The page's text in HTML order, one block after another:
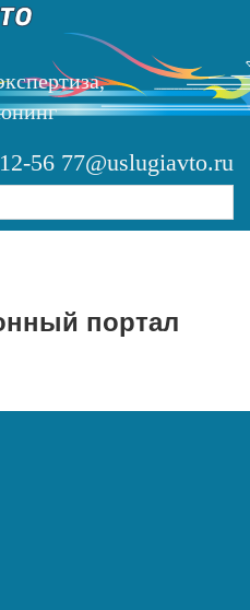
56 77@uslugiavto.ru
портал